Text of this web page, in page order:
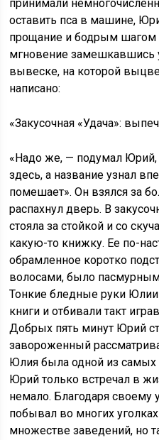
принимали
оставить пса в машине,
прощание и бодрым шагом
мгновение замешкавшись
вывеске, на которой
написано:
«Закусочная «Удача»:
«Надо же, — подумал
здесь, а название узнал
помешает». Он взялся за
распахнул дверь. В
стояла за стойкой и со
какую-то книжку. Ее по-
обрамленное коротко
волосами, было
Тонкие бледные руки
книги и отбивали такт
Добрых пять минут Юрий
завороженный
Юлия была одной из
Юрий только встречал в
немало. Благодаря
побывал во многих
множестве заведений, но